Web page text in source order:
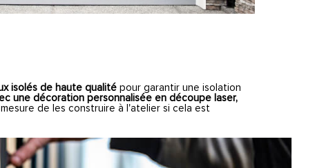
isolés de haute qualité pour garantir une isolation
une décoration personnalisée en découpe laser,
de les construire à l'atelier si cela est